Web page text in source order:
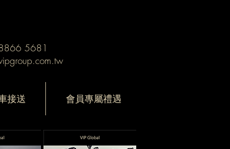
5681
接送‎ 會員專屬禮遇